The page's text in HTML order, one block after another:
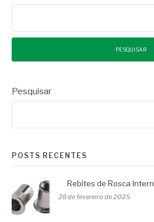
Pesquisar
POSTS RECENTES
Rebites de Rosca
28 de fevereiro de 2025